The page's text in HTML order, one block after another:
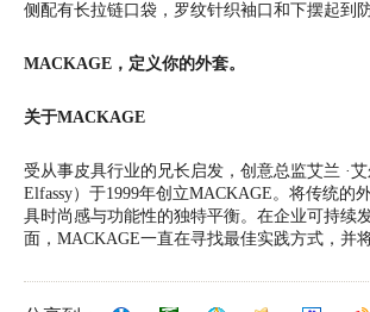
侧配有长拉链口袋，罗纹针织袖口和下摆起到
MACKAGE ，定义你的外套。
关于MACKAGE
受从事皮具行业的兄长启发，创意总监艾兰 ·
Elfassy）于1999年创立MACKAGE。将传统的
具时尚感与功能性的独特平衡。在企业可持续
面，MACKAGE一直在寻找最佳实践方式，并